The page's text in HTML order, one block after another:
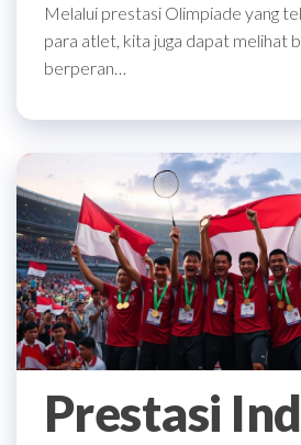
Melalui prestasi Olimpiade yang
para atlet, kita juga dapat melihat
berperan…
Prestasi